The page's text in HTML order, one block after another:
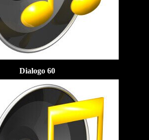
Dialogo 60